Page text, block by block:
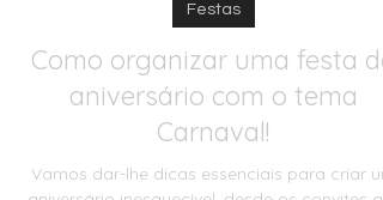
Mady Moreira
1 de mar. de 2025
Festas
Como organizar uma festa de
aniversário com o tema